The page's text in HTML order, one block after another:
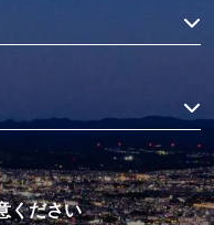
ください